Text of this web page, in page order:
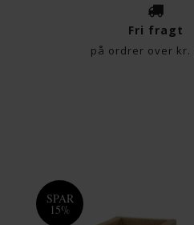
Fri fragt
på ordrer over kr.
SPAR
15%